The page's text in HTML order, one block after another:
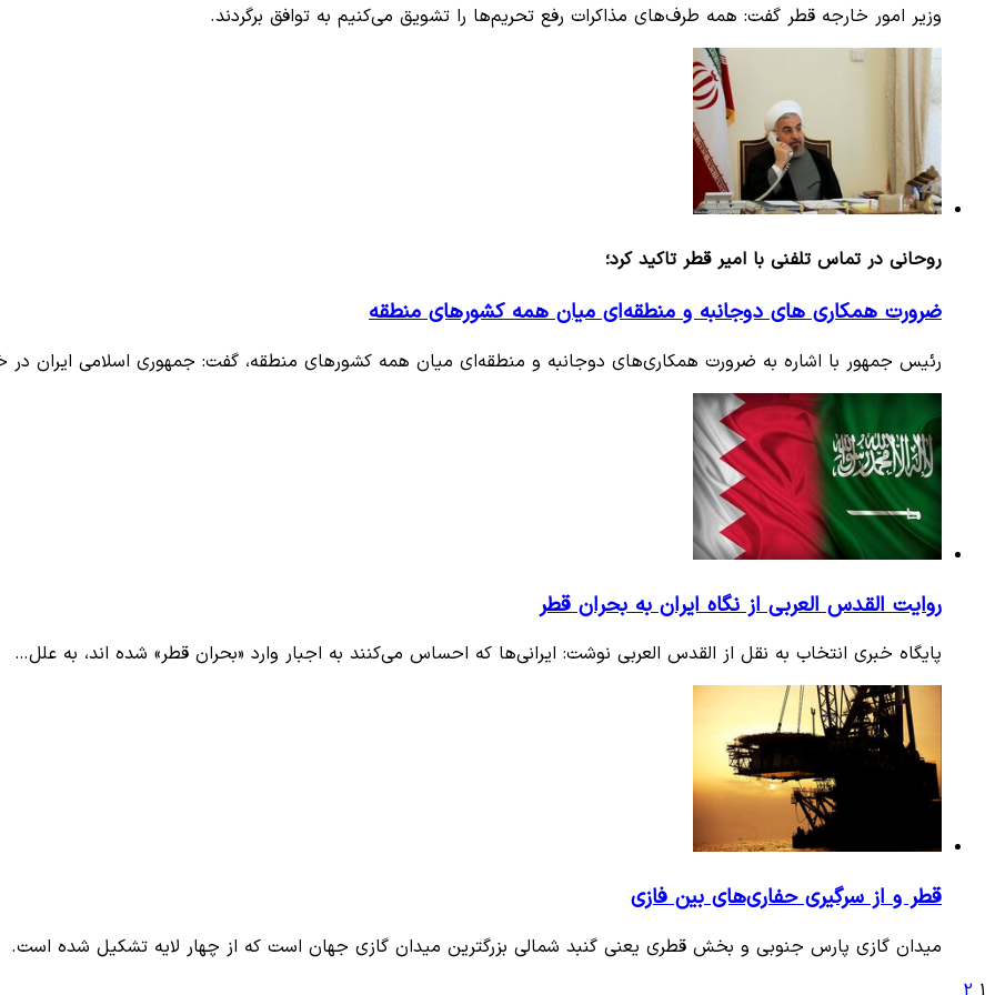
وزیر امور خارجه قطر گفت: همه طرف‌های مذاکرات رفع تحریم‌ها را تشویق می‌کنیم به توافق برگردند.
روحانی در تماس تلفنی با امیر قطر تاکید کرد؛
ضرورت همکاری‌ های دوجانبه و منطقه‌ای میان همه کشورهای منطقه
رئیس جمهور با اشاره به ضرورت همکاری‌های دوجانبه و منطقه‌ای میان همه کشورهای منطقه، گفت: جمهوری اسلامی ایران
روایت القدس العربی از نگاه ایران به بحران قطر
پایگاه خبری انتخاب به نقل از القدس العربی نوشت: ایرانی‌ها که احساس می‌کنند به اجبار وارد «بحران قطر» شده اند، به علل…
قطر و از سرگیری حفاری‌های بین فازی
میدان گازی پارس جنوبی و بخش قطری یعنی گنبد شمالی بزرگترین میدان گازی جهان است که از چهار لایه تشکیل شده است.